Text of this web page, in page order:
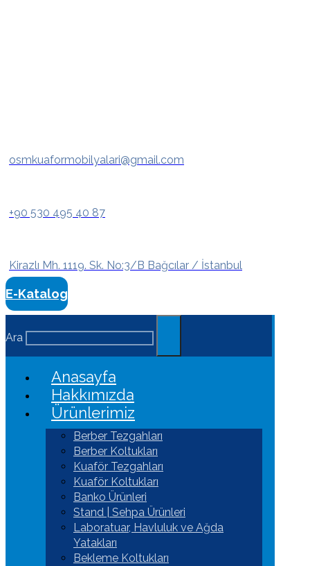
osmkuaformobilyalari@gmail.com
+90 530 495 40 87
Kirazlı Mh. 1119. Sk. No:3/B Bağcılar / İstanbul
E-Katalog
Ara
Anasayfa
Hakkımızda
Ürünlerimiz
Berber Tezgahları
Berber Koltukları
Kuaför Tezgahları
Kuaför Koltukları
Banko Ürünleri
Stand | Sehpa Ürünleri
Laboratuar, Havluluk ve Ağda
Yatakları
Bekleme Koltukları